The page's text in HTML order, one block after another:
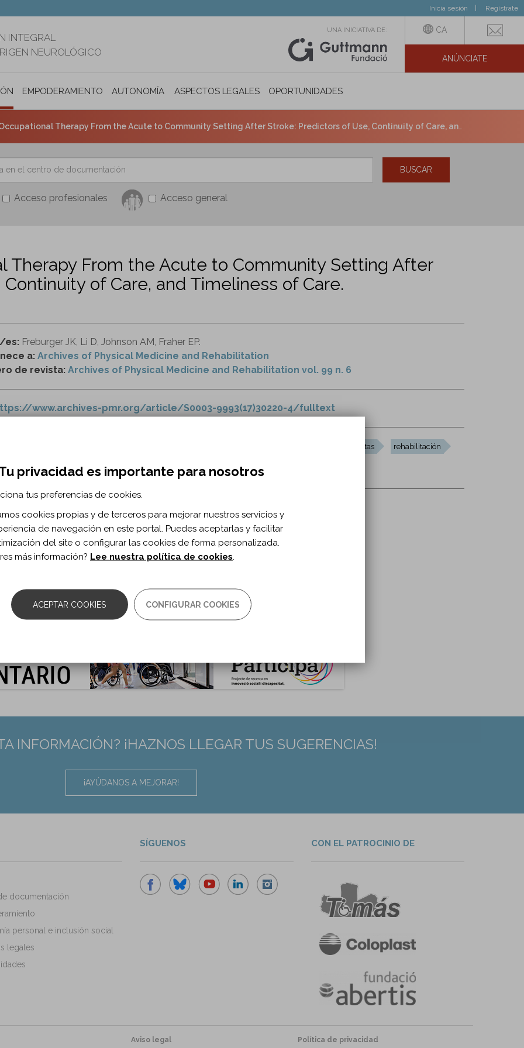
Inicia sesión Regístrate
INTEGRAL
NEUROLÓGICO
UNA INICIATIVA DE: CA
ANÚNCIATE
EMPODERAMIENTO AUTONOMÍA PERSONAL E INCLUSIÓN SOCIAL
ASPECTOS LEGALES OPORTUNIDADES
Therapy From the Acute to Community Setting After Stroke: Predictors of Use, Continuity of Care, and Timeliness of Care.
Acceso profesionales Acceso general
BUSCAR
Therapy From the Acute to Community Setting After
of Care, and Timeliness of Care.
es: Freburger JK, Li D, Johnson AM, Fraher EP.
a: Archives of Physical Medicine and Rehabilitation
de revista: Archives of Physical Medicine and Rehabilitation vol. 99 n. 6
www.archives-pmr.org/article/S0003-9993(17)30220-4/fulltext
fisioterapeutas rehabilitación
cerebrovascular
2018
Phys Med Rehabil. 2018;99(6)
de documento:Artículo
10.1016/j.apmr.2017.03.007
28389108
INFORMACIÓN? ¡HAZNOS LLEGAR TUS SUGERENCIAS!
¡AYÚDANOS A MEJORAR!
documentación
personal e inclusión social
legales
SÍGUENOS CON EL PATROCINIO DE
Aviso legal
Política de privacidad
privacidad es importante para nosotros
tus preferencias de cookies.
cookies propias y de terceros para mejorar nuestros servicios y
de navegación en este portal. Puedes aceptarlas y facilitar
del site o configurar las cookies de forma personalizada.
más información? Lee nuestra política de cookies
ACEPTAR COOKIES CONFIGURAR COOKIES